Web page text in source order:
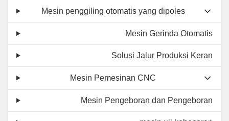
Mesin penggiling otomatis yang dipoles
Mesin Gerinda Otomatis
Solusi Jalur Produksi Keran
Mesin Pemesinan CNC
Mesin Pengeboran dan Pengeboran